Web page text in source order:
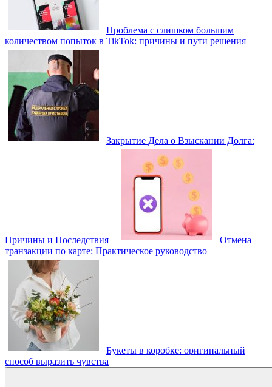
Проблема с слишком большим
количеством попыток в TikTok: причины и пути решения
Закрытие Дела о Взыскании Долга:
Причины и Последствия
Отмена
транзакции по карте: Практическое руководство
Букеты в коробке: оригинальный
способ выразить чувства